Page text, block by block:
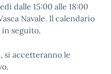
dalle 15:00 alle 18:00
Navale. Il calendario
seguito.
si accetteranno le